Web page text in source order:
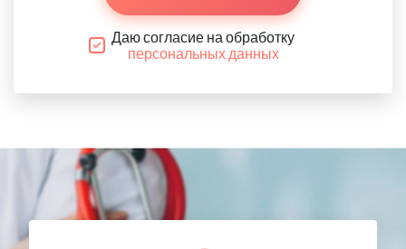
Даю согласие на обработку
персональных данных